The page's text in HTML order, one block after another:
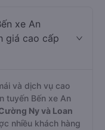
xe An
giá cao cấp
và dịch vụ cao
tuyến Bến xe An
Ny và Loan
nhiều khách hàng